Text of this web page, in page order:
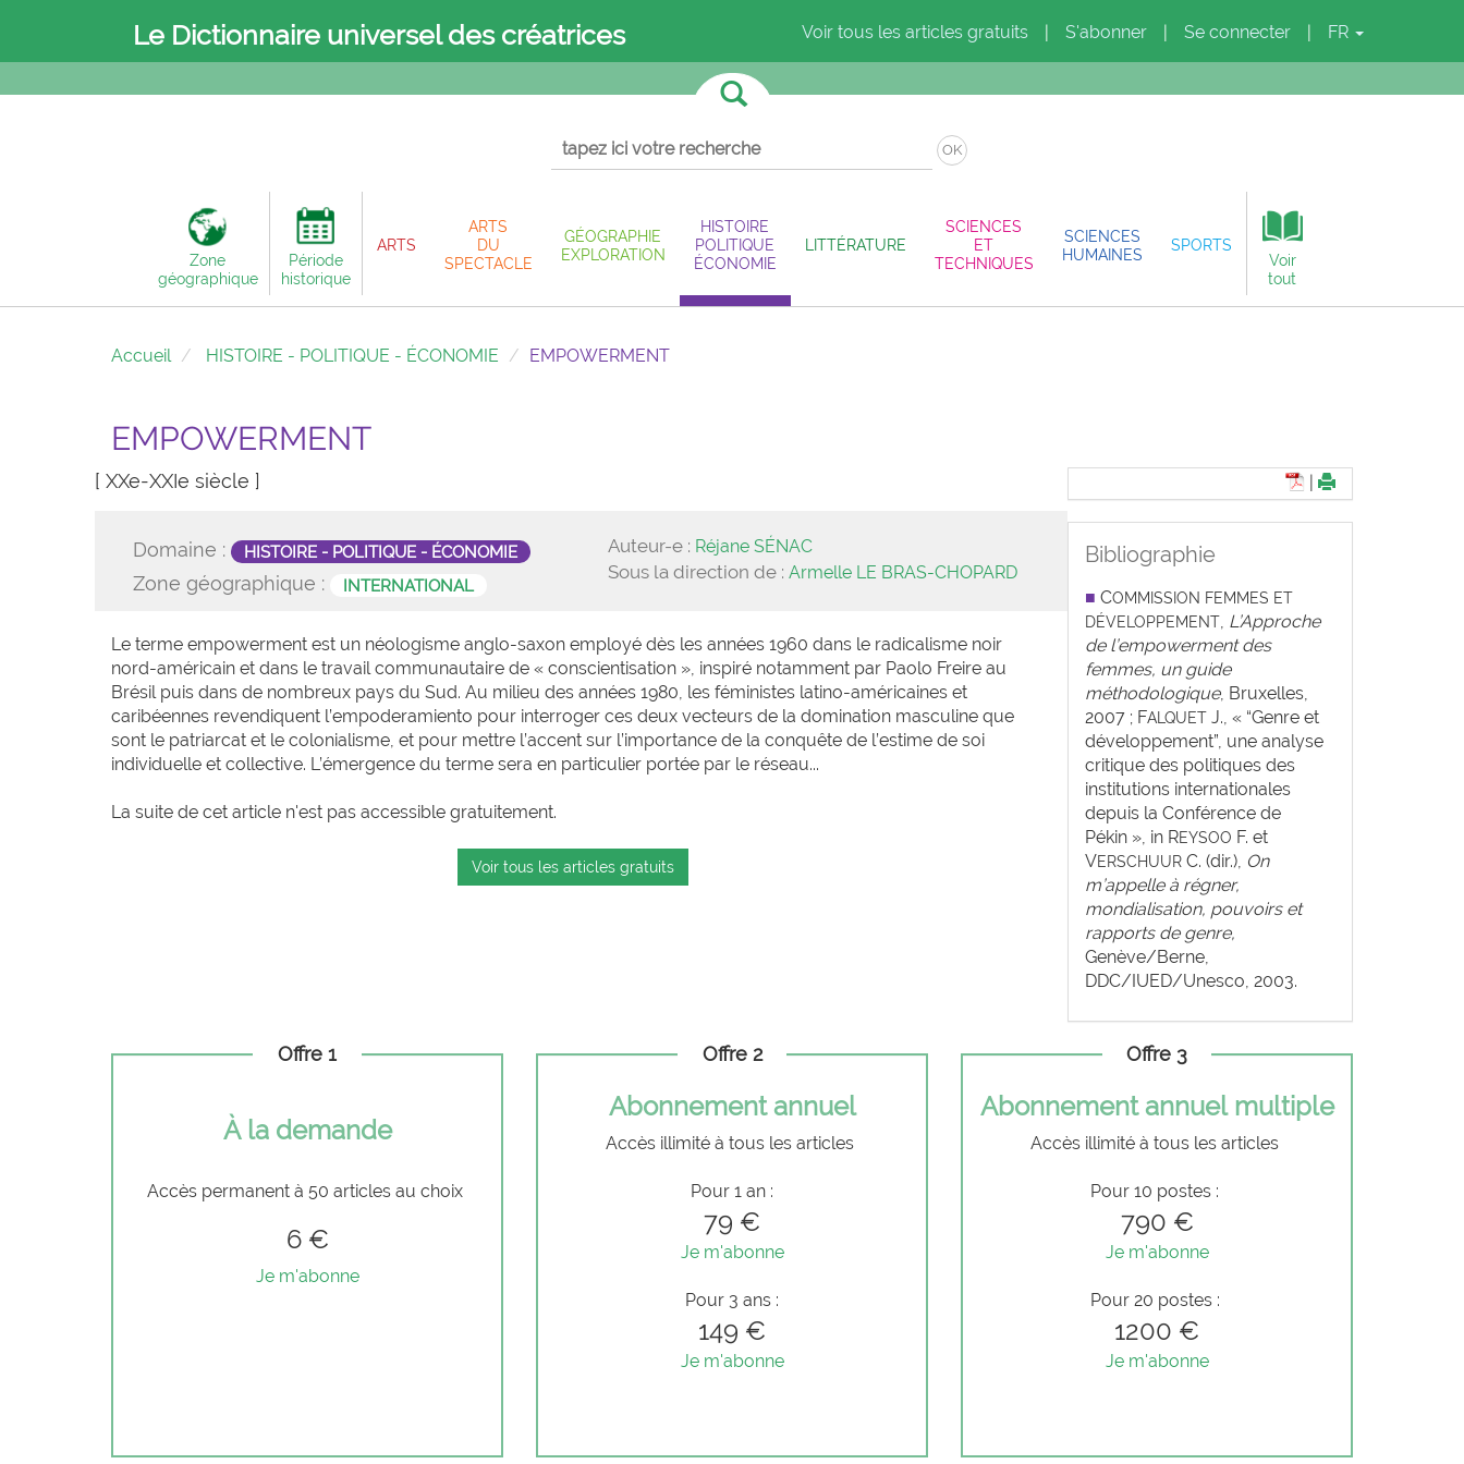
Le Dictionnaire universel des créatrices Voir tous les articles gratuits S'abonner Se connecter FR
OK
Zone
géographique
Période
historique
ARTS
ARTS
DU
SPECTACLE
GÉOGRAPHIE
EXPLORATION
HISTOIRE
POLITIQUE
ÉCONOMIE
LITTÉRATURE
SCIENCES
ET
TECHNIQUES
SCIENCES
HUMAINES
SPORTS
Voir
tout
Accueil HISTOIRE - POLITIQUE - ÉCONOMIE EMPOWERMENT
EMPOWERMENT
[ XXe-XXIe siècle ]
Domaine : HISTOIRE - POLITIQUE - ÉCONOMIE
Zone géographique : INTERNATIONAL
Auteur-e : Réjane SÉNAC
Sous la direction de :Armelle LE BRAS-CHOPARD
Le terme empowerment est un néologisme anglo-saxon employé dès les années 1960 dans le radicalisme noir
nord-américain et dans le travail communautaire de « conscientisation », inspiré notamment par Paolo Freire au
Brésil puis dans de nombreux pays du Sud. Au milieu des années 1980, les féministes latino-américaines et
caribéennes revendiquent l’empoderamiento pour interroger ces deux vecteurs de la domination masculine que
sont le patriarcat et le colonialisme, et pour mettre l’accent sur l’importance de la conquête de l’estime de soi
individuelle et collective. L’émergence du terme sera en particulier portée par le réseau...
La suite de cet article n'est pas accessible gratuitement.
Voir tous les articles gratuits
Bibliographie
■ COMMISSION FEMMES ET
DÉVELOPPEMENT, L’Approche
de l’empowerment des
femmes, un guide
méthodologique, Bruxelles,
2007 ; FALQUETJ., « “Genre et
développement”, une analyse
critique des politiques des
institutions internationales
depuis la Conférence de
Pékin », in REYSOO F. et
VERSCHUURC. (dir.), On
m’appelle à régner,
mondialisation, pouvoirs et
rapports de genre,
Genève/Berne,
DDC/IUED/Unesco, 2003.
Offre 1
À la demande
Accès permanent à 50 articles au choix
6 €
Je m'abonne
Offre 2
Abonnement annuel
Accès illimité à tous les articles
Pour 1 an :
79 €
Je m'abonne
Pour 3 ans :
149 €
Je m'abonne
Offre 3
Abonnement annuel multiple
Accès illimité à tous les articles
Pour 10 postes :
790 €
Je m'abonne
Pour 20 postes :
1200 €
Je m'abonne